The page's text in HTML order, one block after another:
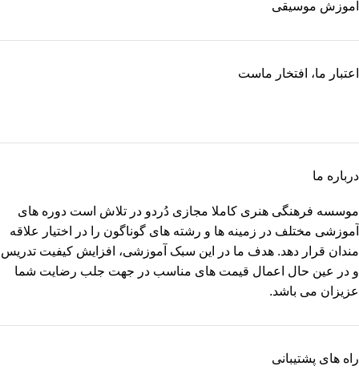
آموزش موسیقی
اعتبار ما، افتخار ماست
درباره ما
موسسه فرهنگی هنری کاملا مجازی دُردو در تلاش است دوره های
آموزشی مختلف در زمینه ها و رشته های گوناگون را در اختیار علاقه
مندان قرار دهد. هدف ما در این سبک آموزشی، افزایش کیفیت تدریس
و در عین حال اعمال قیمت های مناسب در جهت جلب رضایت شما
عزیزان می باشد.
راه های پشتیبانی